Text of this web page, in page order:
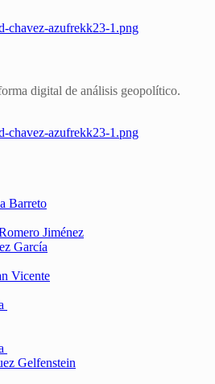
digital de análisis geopolítico.
Barreto
Jiménez
García
Vicente
Gelfenstein